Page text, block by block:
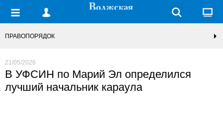
ПРАВОПОРЯДОК
21/05/2026
В УФСИН по Марий Эл определился
лучший начальник караула